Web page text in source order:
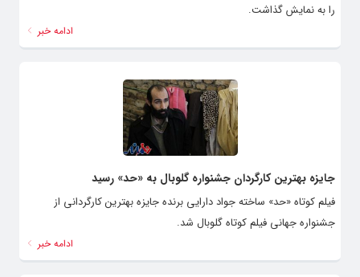
را به نمایش گذاشت.
ادامه خبر
جایزه بهترین کارگردان جشنواره گلوبال به «حد» رسید
فیلم کوتاه «حد» ساخته جواد دارایی برنده جایزه بهترین کارگردانی از
جشنواره جهانی فیلم کوتاه گلوبال شد.
ادامه خبر